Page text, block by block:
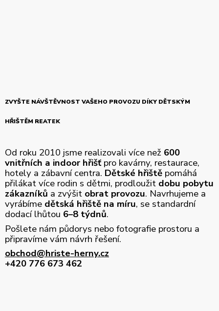
ZVYŠTE NÁVŠTĚVNOST VAŠEHO PROVOZU DÍKY DĚTSKÝM
HŘIŠTĚM REATEK
Od roku 2010 jsme realizovali více než 600
vnitřních a indoor hřišťpro kavárny, restaurace,
hotely a zábavní centra. Dětské hřiště pomáhá
přilákat více rodin s dětmi, prodloužit dobu pobytu
zákazníků a zvýšit obrat provozu. Navrhujeme a
vyrábíme dětská hřiště na míru, se standardní
dodací lhůtou 6–8 týdnů.
Pošlete nám půdorys nebo fotografie prostoru a
připravíme vám návrh řešení.
obchod@hriste-herny.cz
+420 776 673 462